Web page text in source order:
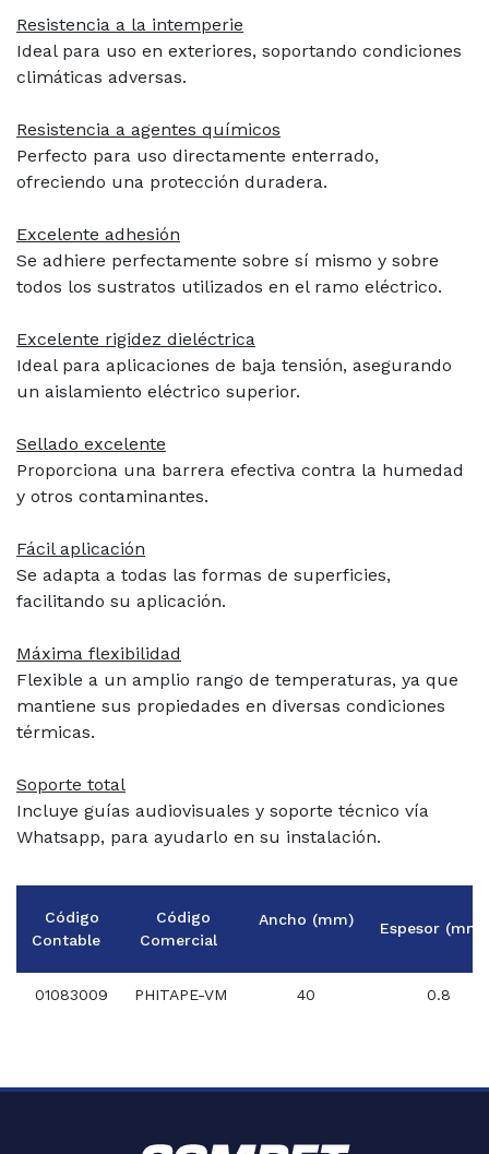
Resistencia a la intemperie
Ideal para uso en exteriores, soportando condiciones
climáticas adversas.
Resistencia a agentes químicos
Perfecto para uso directamente enterrado,
ofreciendo una protección duradera.
Excelente adhesión
Se adhiere perfectamente sobre sí mismo y sobre
todos los sustratos utilizados en el ramo eléctrico.
Excelente rigidez dieléctrica
Ideal para aplicaciones de baja tensión, asegurando
un aislamiento eléctrico superior.
Sellado excelente
Proporciona una barrera efectiva contra la humedad
y otros contaminantes.
Fácil aplicación
Se adapta a todas las formas de superficies,
facilitando su aplicación.
Máxima flexibilidad
Flexible a un amplio rango de temperaturas, ya que
mantiene sus propiedades en diversas condiciones
térmicas.
Soporte total
Incluye guías audiovisuales y soporte técnico vía
Whatsapp, para ayudarlo en su instalación.
Código
Contable
Código
Comercial
Ancho (mm) Espesor
01083009 PHITAPE-VM 40 0.8